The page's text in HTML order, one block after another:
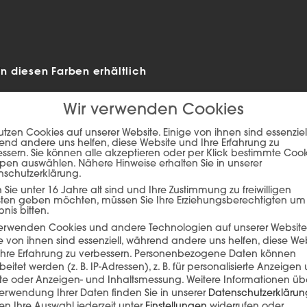
diesen Farben erhältlich
auf den unteren Button, um den Inhalt von player.flipsnack.com
Inhalt laden
Wir verwenden Cookies
Cookies auf unserer Website. Einige von ihnen sind
andere uns helfen, diese Website und Ihre Erfahrung zu
Sie können alle akzeptieren oder per Klick bestimmte
auswählen. Nähere Hinweise erhalten Sie in unserer
Sie unter 16 Jahre alt sind und Ihre Zustimmung zu freiwilligen
geben möchten, müssen Sie Ihre Erziehungsberechtigten um
bitten.
Cookies und andere Technologien auf unserer
von ihnen sind essenziell, während andere uns helfen, diese
Erfahrung zu verbessern. Personenbezogene Daten können
werden (z. B. IP-Adressen), z. B. für personalisierte Anzeigen
oder Anzeigen- und Inhaltsmessung. Weitere Informationen
Ihrer Daten finden Sie in unserer